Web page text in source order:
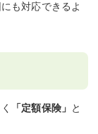
も対応できるよ
「定額保険」 と